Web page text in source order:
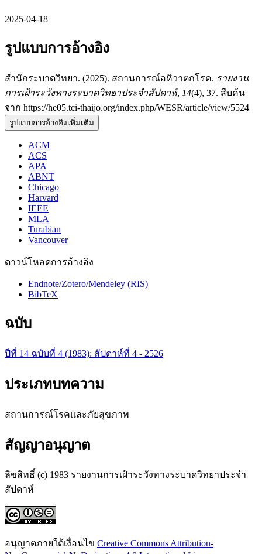
2025-04-18
รูปแบบการอ้างอิง
สำนักระบาดวิทยา. (2025). สถานการณ์อหิวาตกโรค. รายงาน
การเฝ้าระวังทางระบาดวิทยาประจำสัปดาห์, 14(4), 37. สืบค้น
จาก https://he05.tci-thaijo.org/index.php/WESR/article/view/5524
รูปแบบการอ้างอิงเพิ่มเติม
ACM
ACS
APA
ABNT
Chicago
Harvard
IEEE
MLA
Turabian
Vancouver
ดาวน์โหลดการอ้างอิง
Endnote/Zotero/Mendeley (RIS)
BibTeX
ฉบับ
ปีที่ 14 ฉบับที่ 4 (1983): สัปดาห์ที่ 4 - 2526
ประเภทบทความ
สถานการณ์โรคและภัยสุขภาพ
สัญญาอนุญาต
ลิขสิทธิ์ (c) 1983 รายงานการเฝ้าระวังทางระบาดวิทยาประจำ
สัปดาห์
อนุญาตภายใต้เงื่อนไข Creative Commons Attribution-